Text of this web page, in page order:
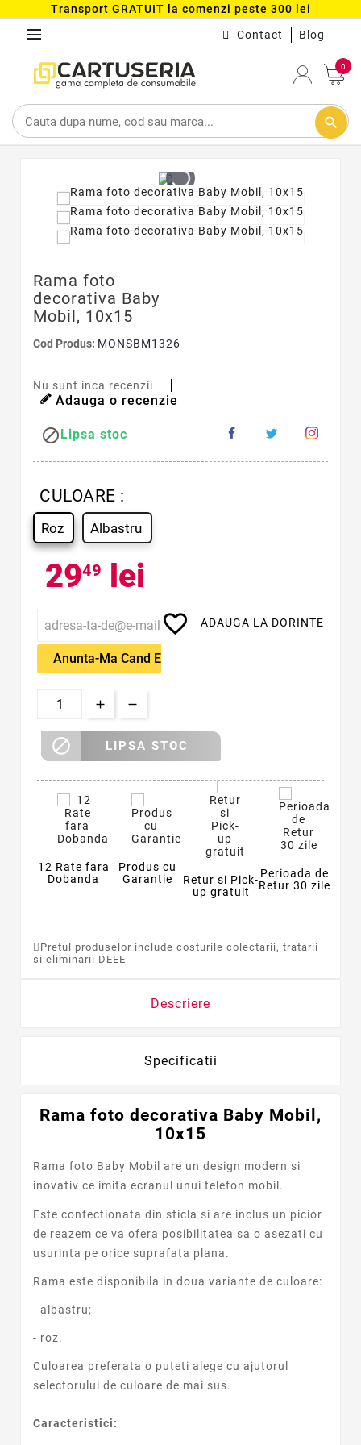
Transport GRATUIT la comenzi peste 300 lei
menu Contact Blog
0
search
Rama foto
decorativa Baby
Mobil, 10x15
Cod Produs: MONSBM1326
Nu sunt inca recenzii
Adauga o recenzie
Lipsa stoc
CULOARE :
Roz Albastru
2949 lei
Anunta-Ma Cand Este Disponibil
favorite_border ADAUGA LA DORINTE
 LIPSA STOC
12 Rate fara
Dobanda
Produs cu
Garantie
Retur si Pick-
up gratuit
Perioada de
Retur 30 zile
Pretul produselor include costurile colectarii, tratarii
si eliminarii DEEE
Descriere
Specificatii
Rama foto decorativa Baby Mobil,
10x15
Rama foto Baby Mobil are un design modern si
inovativ ce imita ecranul unui telefon mobil.
Este confectionata din sticla si are inclus un picior
de reazem ce va ofera posibilitatea sa o asezati cu
usurinta pe orice suprafata plana.
Rama este disponibila in doua variante de culoare:
- albastru;
- roz.
Culoarea preferata o puteti alege cu ajutorul
selectorului de culoare de mai sus.
Caracteristici: